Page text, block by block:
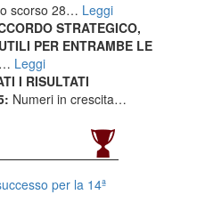
scorso 28… Leggi
STRATEGICO,
PER ENTRAMBE LE
Leggi
I RISULTATI
Numeri in crescita…
per la 14ª